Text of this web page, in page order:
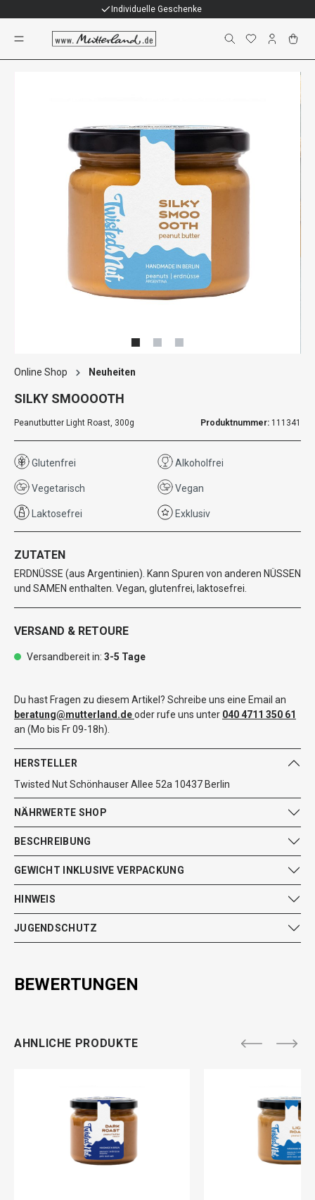
Individuelle Geschenke
Online Shop Neuheiten
SILKY SMOOOOTH
Peanutbutter Light Roast, 300g Produktnummer: 111341
Glutenfrei Alkoholfrei
Vegetarisch Vegan
Laktosefrei Exklusiv
ZUTATEN
ERDNÜSSE (aus Argentinien). Kann Spuren von anderen NÜSSEN
und SAMEN enthalten. Vegan, glutenfrei, laktosefrei.
VERSAND & RETOURE
Versandbereit in: 3-5 Tage
Du hast Fragen zu diesem Artikel? Schreibe uns eine Email an
beratung@mutterland.deoder rufe uns unter 040 4711 350 61
an (Mo bis Fr 09-18h).
HERSTELLER
Twisted Nut Schönhauser Allee 52a 10437 Berlin
NÄHRWERTE SHOP
BESCHREIBUNG
GEWICHT INKLUSIVE VERPACKUNG
HINWEIS
JUGENDSCHUTZ
BEWERTUNGEN
AHNLICHE PRODUKTE